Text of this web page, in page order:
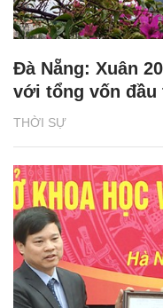
THỜI SỰ
Đà Nẵng: Xuân
với tổng vốn đầu